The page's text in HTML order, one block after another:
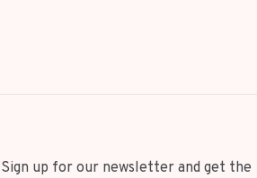
Sign up for our newsletter and get the